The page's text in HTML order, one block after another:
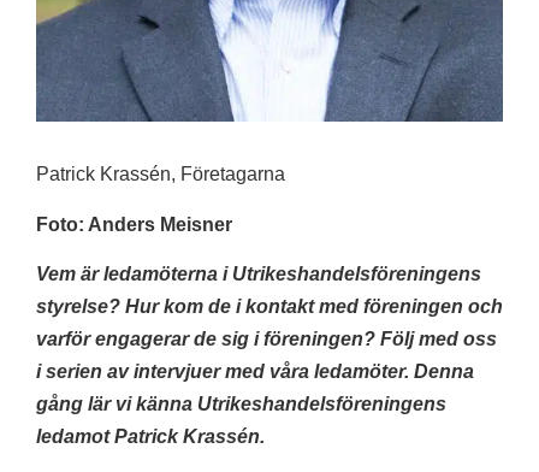
Patrick Krassén, Företagarna
Foto: Anders Meisner
Vem är ledamöterna i Utrikeshandelsföreningens
styrelse? Hur kom de i kontakt med föreningen och
varför engagerar de sig i föreningen? Följ med oss
i serien av intervjuer med våra ledamöter. Denna
gång lär vi känna Utrikeshandelsföreningens
ledamot Patrick Krassén.